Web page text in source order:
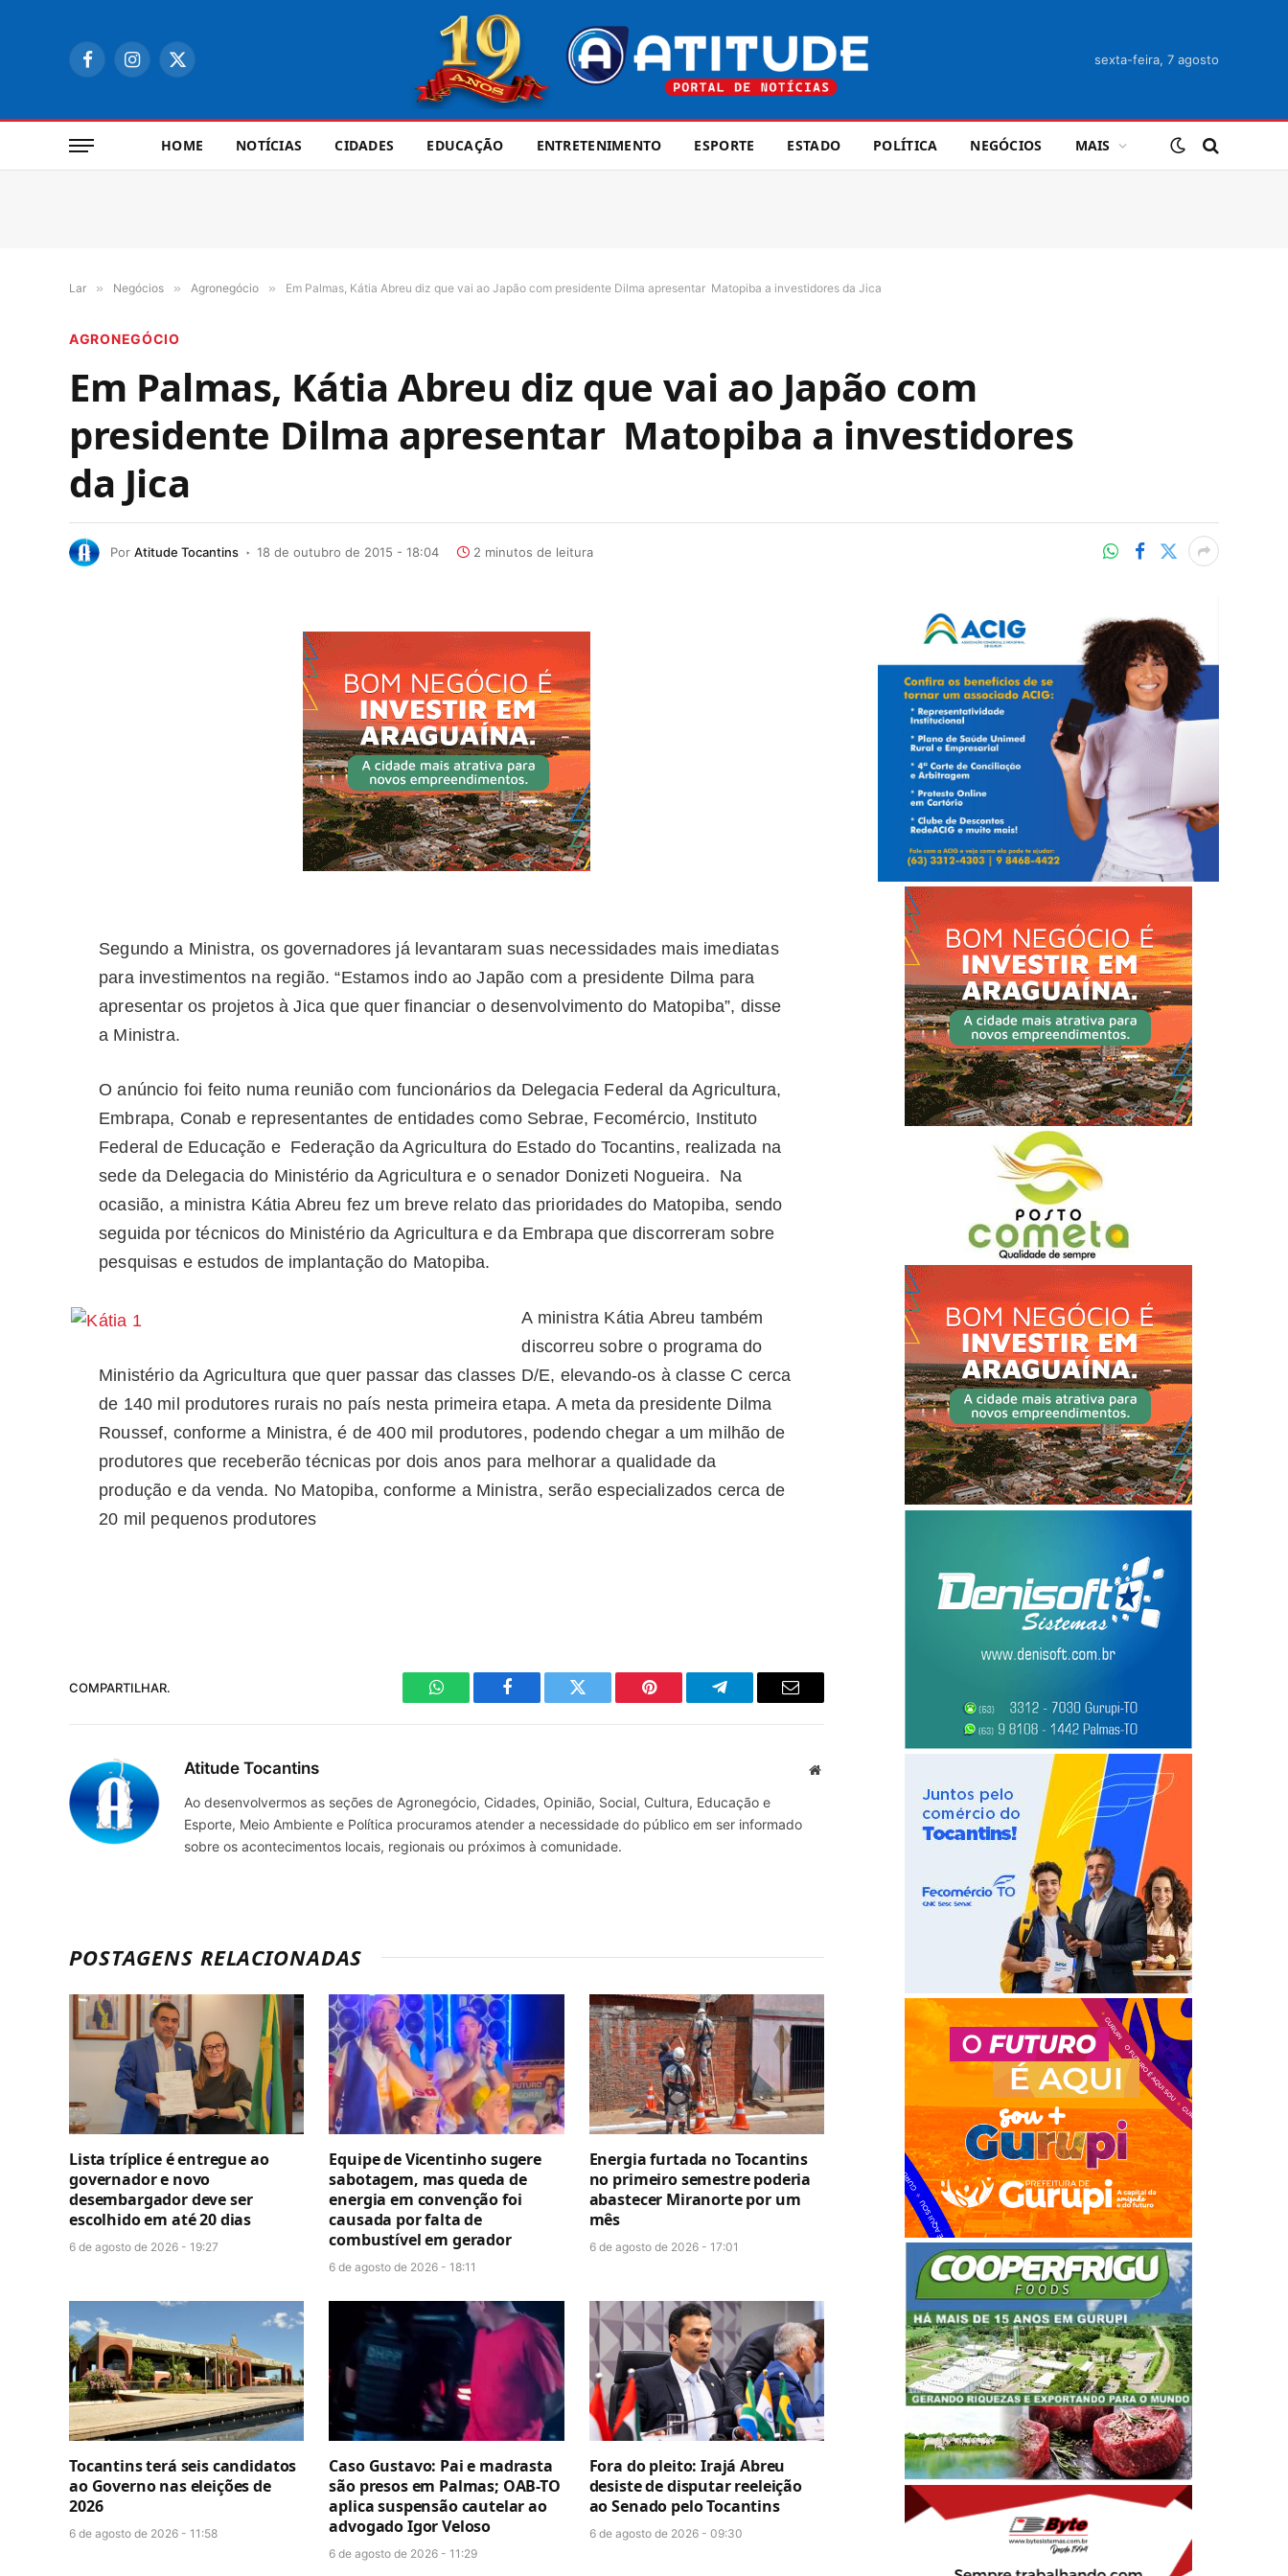
FacebookInstagram
X
sexta-feira, 7 agosto
HOME NOTÍCIAS CIDADES EDUCAÇÃO ENTRETENIMENTO ESPORTE ESTADO POLÍTICA NEGÓCIOS MAIS
Lar » Negócios » Agronegócio » Em Palmas, Kátia Abreu diz que vai ao Japão com presidente Dilma apresentar Matopiba a investidores da Jica
AGRONEGÓCIO
Em Palmas, Kátia Abreu diz que vai ao Japão com
presidente Dilma apresentar Matopiba a investidores
da Jica
Por Atitude Tocantins 18 de outubro de 2015 - 18:04 2 minutos de leitura
Segundo a Ministra, os governadores já levantaram suas necessidades mais imediatas
para investimentos na região. “Estamos indo ao Japão com a presidente Dilma para
apresentar os projetos à Jica que quer financiar o desenvolvimento do Matopiba”, disse
a Ministra.
O anúncio foi feito numa reunião com funcionários da Delegacia Federal da Agricultura,
Embrapa, Conab e representantes de entidades como Sebrae, Fecomércio, Instituto
Federal de Educação e Federação da Agricultura do Estado do Tocantins, realizada na
sede da Delegacia do Ministério da Agricultura e o senador Donizeti Nogueira. Na
ocasião, a ministra Kátia Abreu fez um breve relato das prioridades do Matopiba, sendo
seguida por técnicos do Ministério da Agricultura e da Embrapa que discorreram sobre
pesquisas e estudos de implantação do Matopiba.
A ministra Kátia Abreu também
discorreu sobre o programa do
Ministério da Agricultura que quer passar das classes D/E, elevando-os à classe C cerca
de 140 mil produtores rurais no país nesta primeira etapa. A meta da presidente Dilma
Roussef, conforme a Ministra, é de 400 mil produtores, podendo chegar a um milhão de
produtores que receberão técnicas por dois anos para melhorar a qualidade da
produção e da venda. No Matopiba, conforme a Ministra, serão especializados cerca de
20 mil pequenos produtores
COMPARTILHAR.
WhatsAppFacebook Twitter Pinterest TelegramaE-
Atitude Tocantins Site
Ao desenvolvermos as seções de Agronegócio, Cidades, Opinião, Social, Cultura, Educação e
Esporte, Meio Ambiente e Política procuramos atender a necessidade do público em ser informado
sobre os acontecimentos locais, regionais ou próximos à comunidade.
POSTAGENS RELACIONADAS
Lista tríplice é entregue ao
governador e novo
desembargador deve ser
escolhido em até 20 dias
6 de agosto de 2026 - 19:27
Equipe de Vicentinho sugere
sabotagem, mas queda de
energia em convenção foi
causada por falta de
combustível em gerador
6 de agosto de 2026 - 18:11
Energia furtada no Tocantins
no primeiro semestre poderia
abastecer Miranorte por um
mês
6 de agosto de 2026 - 17:01
Tocantins terá seis candidatos
ao Governo nas eleições de
2026
6 de agosto de 2026 - 11:58
Caso Gustavo: Pai e madrasta
são presos em Palmas; OAB-TO
aplica suspensão cautelar ao
advogado Igor Veloso
6 de agosto de 2026 - 11:29
Fora do pleito: Irajá Abreu
desiste de disputar reeleição
ao Senado pelo Tocantins
6 de agosto de 2026 - 09:30